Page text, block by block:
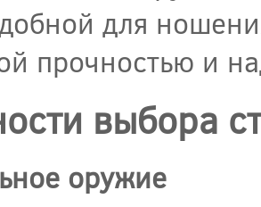
для
прочностью и
выбора
оружие